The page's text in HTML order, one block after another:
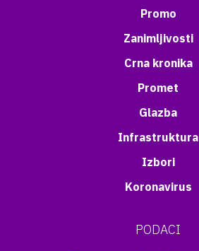
Promo
Zanimljivosti
Crna kronika
Promet
Glazba
Infrastruktura
Izbori
Koronavirus
PODACI